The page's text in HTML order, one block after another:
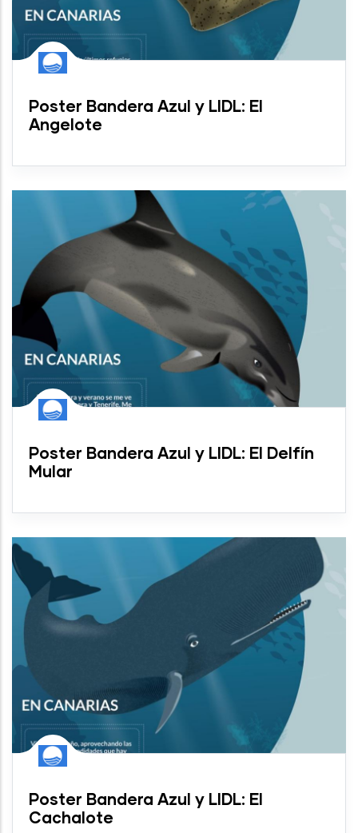
Poster Bandera Azul y LIDL: El
Angelote
Poster Bandera Azul y LIDL: El Delfín
Mular
Poster Bandera Azul y LIDL: El
Cachalote